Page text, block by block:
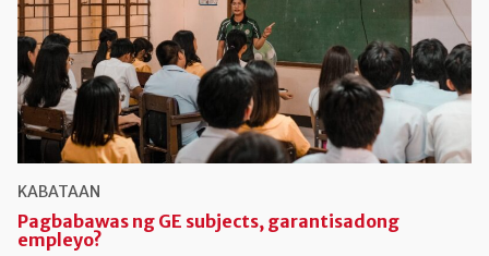
KABATAAN
Pagbabawas ng GE subjects, garantisadong
empleyo?